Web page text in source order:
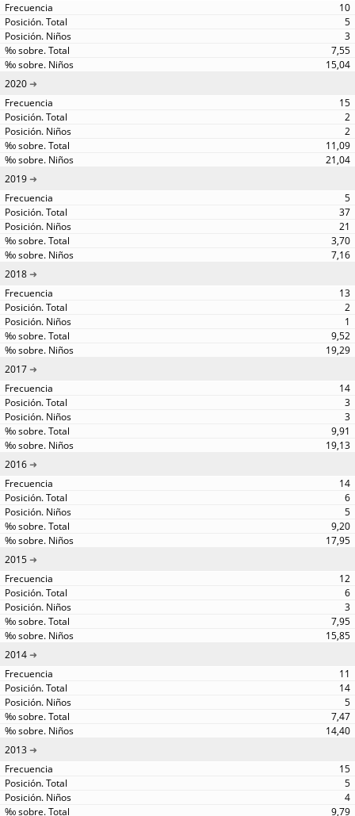
10
5
3
7,55
15,04
2020
15
2
2
11,09
21,04
2019
5
37
21
3,70
7,16
2018
13
2
1
9,52
19,29
2017
14
3
3
9,91
19,13
2016
14
6
5
9,20
17,95
2015
12
6
3
7,95
15,85
2014
11
14
5
7,47
14,40
2013
15
5
4
9,79